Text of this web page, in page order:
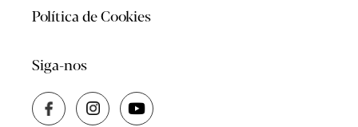
Política de Cookies
Siga-nos